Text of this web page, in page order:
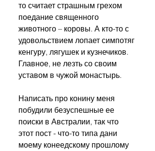
то считает страшным грехом
поедание священного
животного – коровы. А кто-то с
удовольствием лопает симпотяг
кенгуру, лягушек и кузнечиков.
Главное, не лезть со своим
уставом в чужой монастырь.
Написать про конину меня
побудили безуспешные ее
поиски в Австралии, так что
этот пост - что-то типа дани
моему конеедскому прошлому